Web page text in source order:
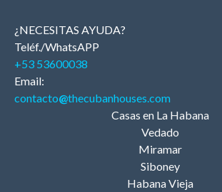
¿NECESITAS AYUDA?
Teléf./WhatsAPP
+53 53600038
Email:
contacto@thecubanhouses.com
Casas en La Habana
Vedado
Miramar
Siboney
Habana Vieja